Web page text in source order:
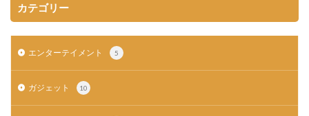
カテゴリー
エンターテイメント 5
ガジェット 10